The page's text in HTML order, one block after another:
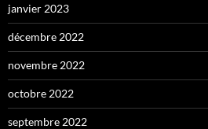
janvier 2023
décembre 2022
novembre 2022
octobre 2022
septembre 2022